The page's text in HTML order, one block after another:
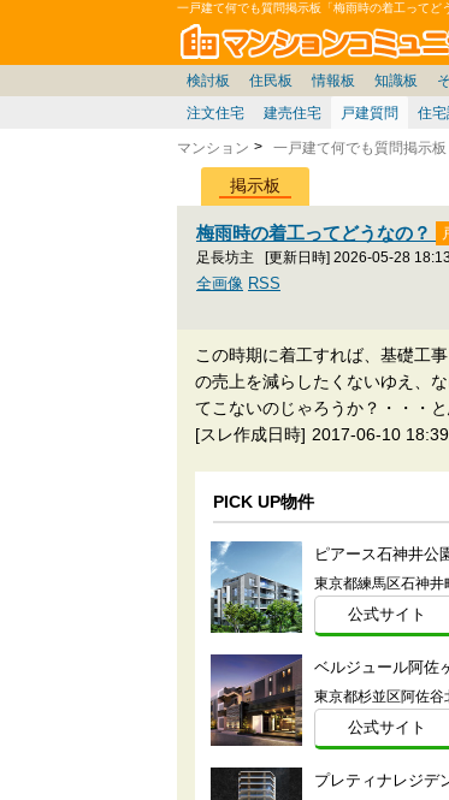
一戸建て何でも質問掲示板「梅雨時の着工ってど
検討板
東京23区 東京市部 神奈川/横浜
住民板
東京 神奈川 埼玉/千葉/関東 札幌/
情報板
価格表 スムログ出張所 暮らしやす
知識板
住宅ローン デベ/ゼネコン マンショ
雑談 賃貸 移住相談 リゾート
お便り返し 座談会/対談 ブロガーの
関東 中部 近畿 北海道 東北
東京都 神奈川県 千葉県 埼玉県
注文住宅
建売住宅 戸建質問 住
マンション 一戸建て何でも質問掲示板
掲示板
梅雨時の着工ってどうなの？
足長坊主 [更新日時] 2026-05-28
全画像 RSS
この時期に着工すれば、基礎工
の売上を減らしたくないゆえ、
てこないのじゃろうか？・・・
[スレ作成日時] 2017-06-10
PICK UP物件
ピアース石神井公
公式サイト
ベルジュール阿佐
公式サイト
プレティナレジデ